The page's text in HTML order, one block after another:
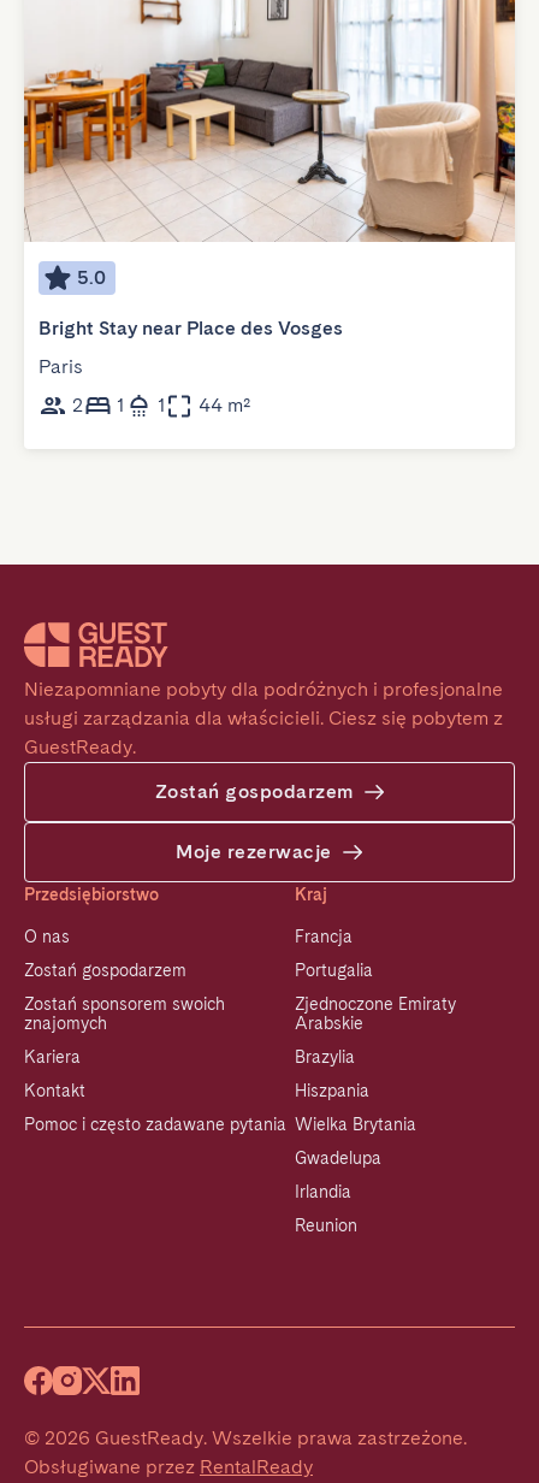
5.0
Bright Stay near Place des Vosges
Paris
2
1 1 44 m²
Niezapomniane pobyty dla podróżnych i profesjonalne
usługi zarządzania dla właścicieli. Ciesz się pobytem z
GuestReady.
Zostań gospodarzem
Moje rezerwacje
Przedsiębiorstwo
O nas
Zostań gospodarzem
Zostań sponsorem swoich
znajomych
Kariera
Kontakt
Pomoc i często zadawane pytania
Kraj
Francja
Portugalia
Zjednoczone Emiraty
Arabskie
Brazylia
Hiszpania
Wielka Brytania
Gwadelupa
Irlandia
Reunion
© 2026 GuestReady. Wszelkie prawa zastrzeżone.
Obsługiwane przez RentalReady